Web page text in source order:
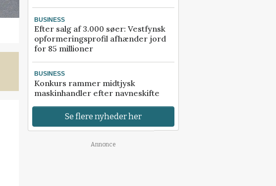
BUSINESS
Efter salg af 3.000 søer: Vestfynsk
opformeringsprofil afhænder jord
for 85 millioner
BUSINESS
Konkurs rammer midtjysk
maskinhandler efter navneskifte
Se flere nyheder her
Annonce